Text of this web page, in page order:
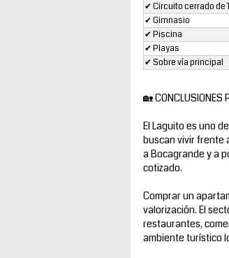
✔ Circuito cerrado de
✔ Gimnasio
✔ Piscina
✔ Playas
✔ Sobre vía principal
🏡 CONCLUSIONES
El Laguito es uno
buscan vivir frente
a Bocagrande y a
cotizado.
Comprar un
valorización. El
restaurantes,
ambiente turístico